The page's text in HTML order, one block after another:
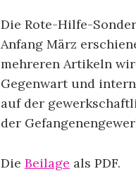
Die Rote-Hilfe-
Anfang März
mehreren Artikeln
Gegenwart und
auf der
der
Die Beilage als PDF.